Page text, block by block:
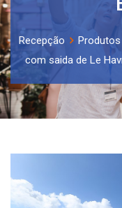
Recepção Produtos
com saida de Le